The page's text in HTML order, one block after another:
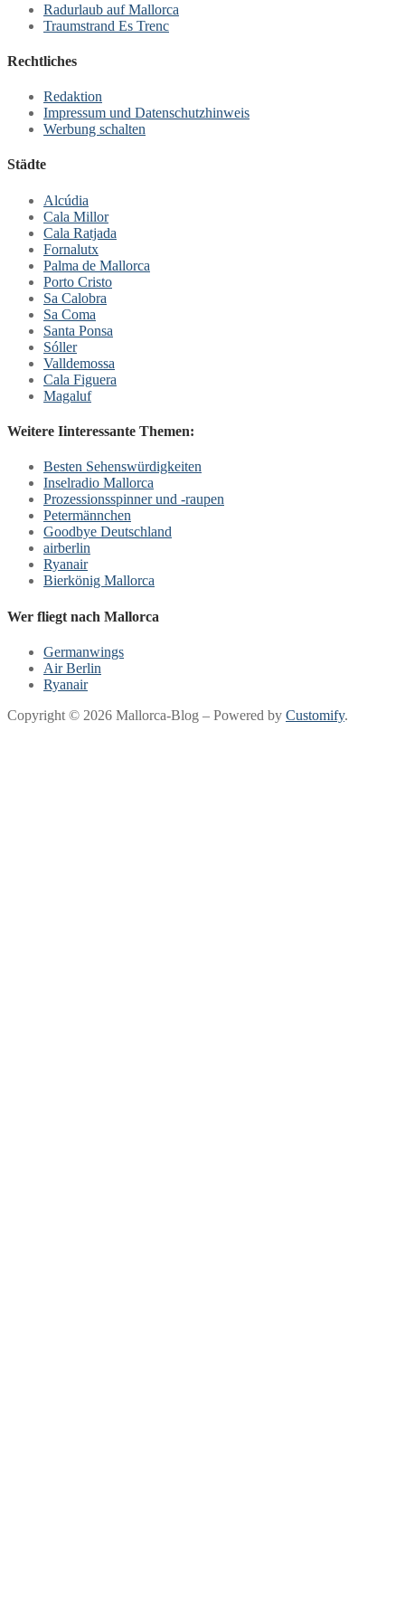
Radurlaub auf Mallorca
Traumstrand Es Trenc
Rechtliches
Redaktion
Impressum und Datenschutzhinweis
Werbung schalten
Städte
Alcúdia
Cala Millor
Cala Ratjada
Fornalutx
Palma de Mallorca
Porto Cristo
Sa Calobra
Sa Coma
Santa Ponsa
Sóller
Valldemossa
Cala Figuera
Magaluf
Weitere Iinteressante Themen:
Besten Sehenswürdigkeiten
Inselradio Mallorca
Prozessionsspinner und -raupen
Petermännchen
Goodbye Deutschland
airberlin
Ryanair
Bierkönig Mallorca
Wer fliegt nach Mallorca
Germanwings
Air Berlin
Ryanair
Copyright © 2026 Mallorca-Blog – Powered by Customify.